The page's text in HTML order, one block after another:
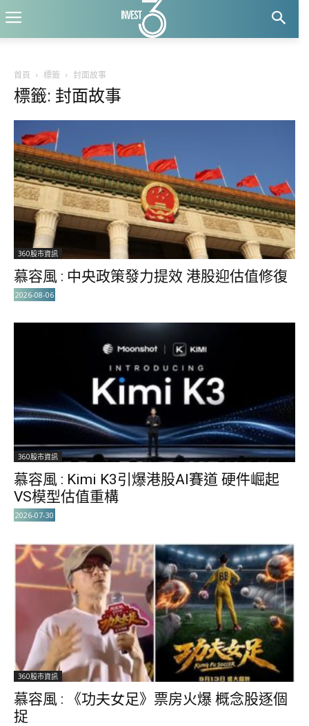
首頁 標籤 封面故事
標籤: 封面故事
360股市資訊
慕容風 : 中央政策發力提效 港股迎估值修復
2026-08-06
360股市資訊
慕容風 : Kimi K3引爆港股AI賽道 硬件崛起
VS模型估值重構
2026-07-30
360股市資訊
慕容風 : 《功夫女足》票房火爆 概念股逐個
捉